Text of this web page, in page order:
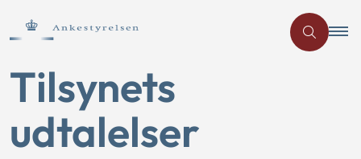
Tilsynets
udtalelser